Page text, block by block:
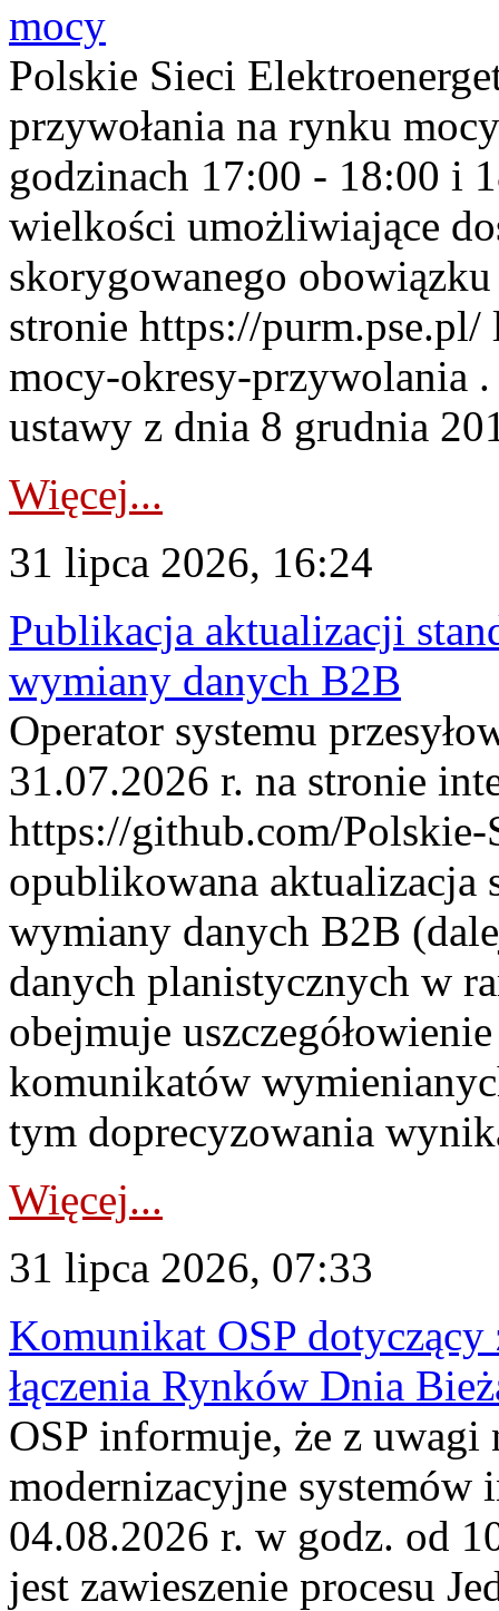
mocy
Polskie Sieci
przywołania na rynku
godzinach 17:00 - 18:00 i
wielkości umożliwiające
skorygowanego
stronie https://
mocy-okresy-przywolania
ustawy z dnia 8 grudnia
Więcej...
31 lipca 2026, 16:24
Publikacja aktualizacji
wymiany danych B2B
Operator systemu
31.07.2026 r. na stronie
https://github.com/Polskie-
opublikowana aktualizacja
wymiany danych B2B
danych planistycznych w
obejmuje
komunikatów
tym doprecyzowania
Więcej...
31 lipca 2026, 07:33
Komunikat OSP dotyczący
łączenia Rynków Dnia
OSP informuje, że z uwagi
modernizacyjne
04.08.2026 r. w godz. od
jest zawieszenie procesu